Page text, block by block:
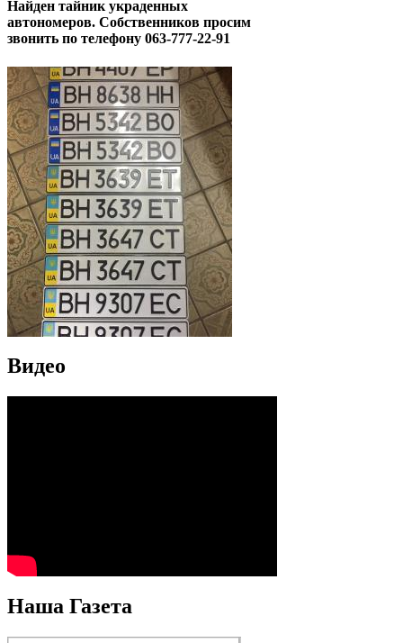
Найден тайник украденных
автономеров. Собственников просим
звонить по телефону 063-777-22-91
Видео
Наша Газета